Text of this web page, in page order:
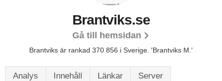
Brantviks.se
Gå till hemsidan
Brantviks är rankad 370 856 i Sverige. 'Brantviks M.'
Analys Innehåll Länkar Server